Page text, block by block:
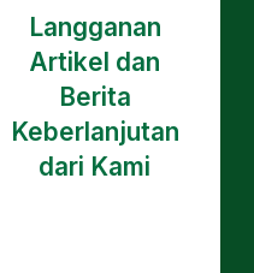
Langganan
Artikel dan
Berita
Keberlanjutan
dari Kami